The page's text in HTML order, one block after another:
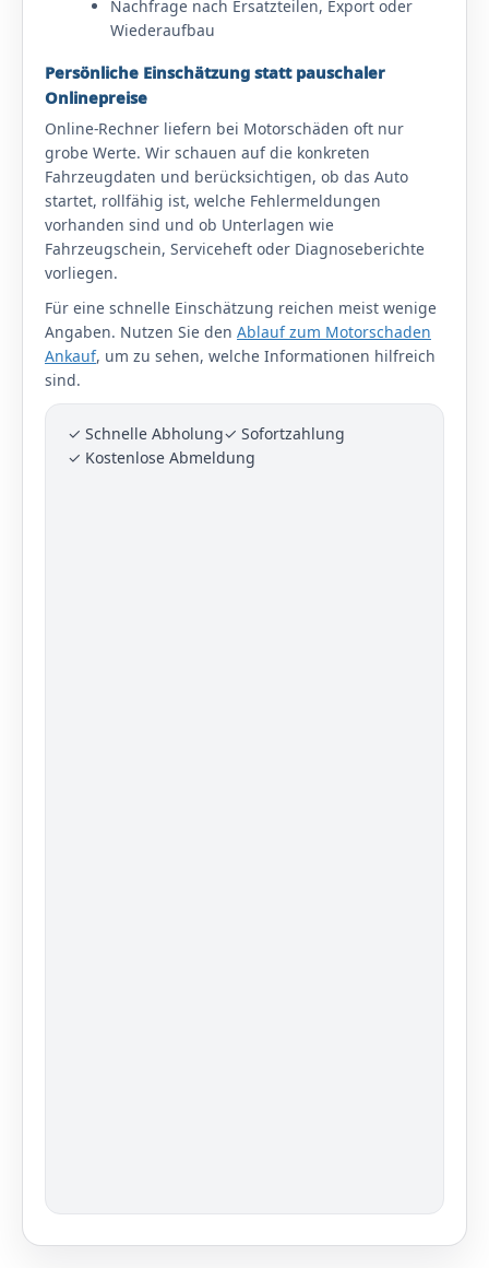
Nachfrage nach Ersatzteilen, Export oder
Wiederaufbau
Persönliche Einschätzung statt pauschaler
Onlinepreise
Online-Rechner liefern bei Motorschäden oft nur
grobe Werte. Wir schauen auf die konkreten
Fahrzeugdaten und berücksichtigen, ob das Auto
startet, rollfähig ist, welche Fehlermeldungen
vorhanden sind und ob Unterlagen wie
Fahrzeugschein, Serviceheft oder Diagnoseberichte
vorliegen.
Für eine schnelle Einschätzung reichen meist wenige
Angaben. Nutzen Sie den Ablauf zum Motorschaden
Ankauf, um zu sehen, welche Informationen hilfreich
sind.
✓ Schnelle Abholung✓ Sofortzahlung
✓ Kostenlose Abmeldung